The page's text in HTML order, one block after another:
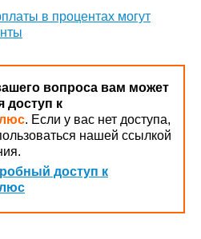
в процентах могут
вопроса вам может
доступ к
. Если у вас нет доступа,
нашей ссылкой
доступ к